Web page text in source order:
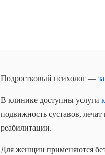
Подростковый психолог —
В клинике доступны услуги
подвижность суставов,
реабилитации.
Для женщин применяются